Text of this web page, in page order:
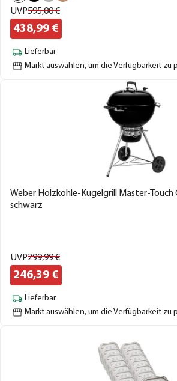
UVP595,00€
438,99 €
Lieferbar
Markt auswählen, um die Verfügbarkeit zu
Weber Holzkohle-Kugelgrill Master-Touch
schwarz
UVP299,99€
246,39 €
Lieferbar
Markt auswählen, um die Verfügbarkeit zu